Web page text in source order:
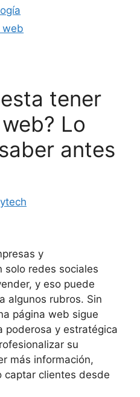
web
tener
Lo
antes
y
solo redes sociales
y eso puede
algunos rubros. Sin
página web sigue
poderosa y estratégica
su
más información,
captar clientes desde